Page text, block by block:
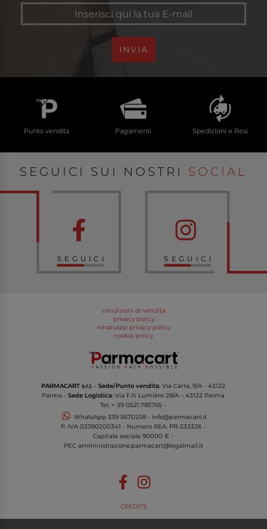
INVIA
Punto vendita Pagamenti Spedizioni e Resi
SEGUICI SUI NOSTRI SOCIAL
SEGUICI SEGUICI
condizioni di vendita
privacy policy
whatsapp privacy policy
cookie policy
PARMACART s.r.l. -Sede/Punto vendita: Via Carra, 9/A - 43122
Parma -Sede Logistica: Via F.lli Lumière 28/A – 43122 Parma
Tel. + 39 0521.785765 -
WhatsApp 339 5670258- info@parmacart.it
P. IVA02380200341 - Numero REA: PR-233326 -
Capitale sociale 90000 € -
PEC amministrazione.parmacart@legalmail.it
CREDITS